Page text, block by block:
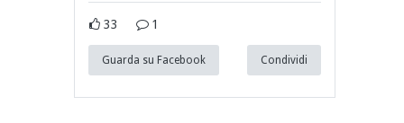
33 1
Guarda su Facebook Condividi